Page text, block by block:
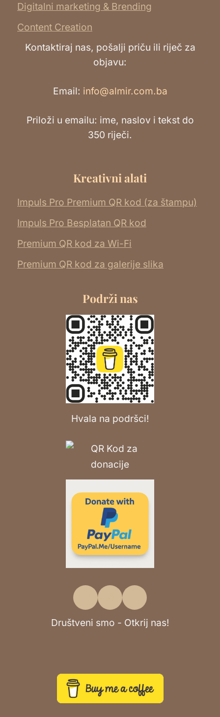
Digitalni marketing & Brending
Content Creation
Kontaktiraj nas, pošalji priču ili riječ za
objavu:
Email: info@almir.com.ba
Priloži u emailu: ime, naslov i tekst do
350 riječi.
Kreativni alati
Impuls Pro Premium QR kod (za štampu)
Impuls Pro Besplatan QR kod
Premium QR kod za Wi-Fi
Premium QR kod za galerije slika
Podrži nas
Hvala na podršci!
Društveni smo - Otkrij nas!